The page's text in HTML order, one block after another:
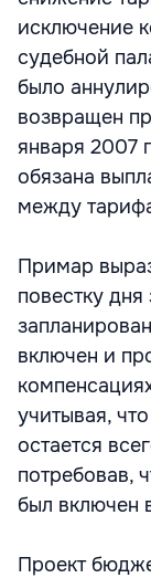
исключение
судебной
было
возвращен
января 2007
обязана
между
Примар
повестку
включен и
учитывая,
остается
потребовав,
был включен
Проект